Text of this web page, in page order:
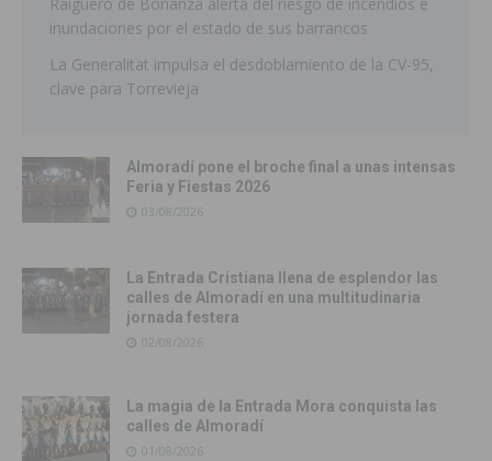
inundaciones por el estado de sus barrancos
La Generalitat impulsa el desdoblamiento de la CV-95,
clave para Torrevieja
Almoradí pone el broche final a unas intensas
Feria y Fiestas 2026
03/08/2026
La Entrada Cristiana llena de esplendor las
calles de Almoradí en una multitudinaria
jornada festera
02/08/2026
La magia de la Entrada Mora conquista las
calles de Almoradí
01/08/2026